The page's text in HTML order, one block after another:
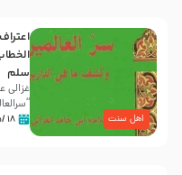
اهل سنت
سلم
۱۸ /۰۵/ ۱۴۰۵